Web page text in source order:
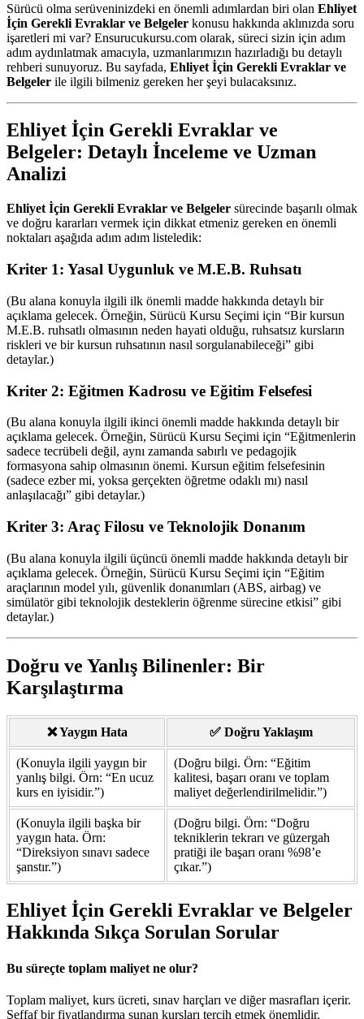
Sürücü olma serüveninizdeki en önemli adımlardan biri olan Ehliyet
İçin Gerekli Evraklar ve Belgeler konusu hakkında aklınızda soru
işaretleri mi var? Ensurucukursu.com olarak, süreci sizin için adım
adım aydınlatmak amacıyla, uzmanlarımızın hazırladığı bu detaylı
rehberi sunuyoruz. Bu sayfada, Ehliyet İçin Gerekli Evraklar ve
Belgeler ile ilgili bilmeniz gereken her şeyi bulacaksınız.
Ehliyet İçin Gerekli Evraklar ve
Belgeler: Detaylı İnceleme ve Uzman
Analizi
Ehliyet İçin Gerekli Evraklar ve Belgeler sürecinde başarılı olmak
ve doğru kararları vermek için dikkat etmeniz gereken en önemli
noktaları aşağıda adım adım listeledik:
Kriter 1: Yasal Uygunluk ve M.E.B. Ruhsatı
(Bu alana konuyla ilgili ilk önemli madde hakkında detaylı bir
açıklama gelecek. Örneğin, Sürücü Kursu Seçimi için “Bir kursun
M.E.B. ruhsatlı olmasının neden hayati olduğu, ruhsatsız kursların
riskleri ve bir kursun ruhsatının nasıl sorgulanabileceği” gibi
detaylar.)
Kriter 2: Eğitmen Kadrosu ve Eğitim Felsefesi
(Bu alana konuyla ilgili ikinci önemli madde hakkında detaylı bir
açıklama gelecek. Örneğin, Sürücü Kursu Seçimi için “Eğitmenlerin
sadece tecrübeli değil, aynı zamanda sabırlı ve pedagojik
formasyona sahip olmasının önemi. Kursun eğitim felsefesinin
(sadece ezber mi, yoksa gerçekten öğretme odaklı mı) nasıl
anlaşılacağı” gibi detaylar.)
Kriter 3: Araç Filosu ve Teknolojik Donanım
(Bu alana konuyla ilgili üçüncü önemli madde hakkında detaylı bir
açıklama gelecek. Örneğin, Sürücü Kursu Seçimi için “Eğitim
araçlarının model yılı, güvenlik donanımları (ABS, airbag) ve
simülatör gibi teknolojik desteklerin öğrenme sürecine etkisi” gibi
detaylar.)
Doğru ve Yanlış Bilinenler: Bir
Karşılaştırma
❌ Yaygın Hata ✅ Doğru Yaklaşım
(Konuyla ilgili yaygın bir
yanlış bilgi. Örn: “En ucuz
kurs en iyisidir.”)
(Doğru bilgi. Örn: “Eğitim
kalitesi, başarı oranı ve toplam
maliyet değerlendirilmelidir.”)
(Konuyla ilgili başka bir
yaygın hata. Örn:
“Direksiyon sınavı sadece
şanstır.”)
(Doğru bilgi. Örn: “Doğru
tekniklerin tekrarı ve güzergah
pratiği ile başarı oranı %98’e
çıkar.”)
Ehliyet İçin Gerekli Evraklar ve Belgeler
Hakkında Sıkça Sorulan Sorular
Bu süreçte toplam maliyet ne olur?
Toplam maliyet, kurs ücreti, sınav harçları ve diğer masrafları içerir.
Şeffaf bir fiyatlandırma sunan kursları tercih etmek önemlidir.